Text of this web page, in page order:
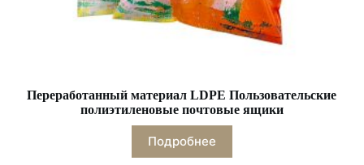
Переработанный материал LDPE Пользовательские
полиэтиленовые почтовые ящики
Подробнее